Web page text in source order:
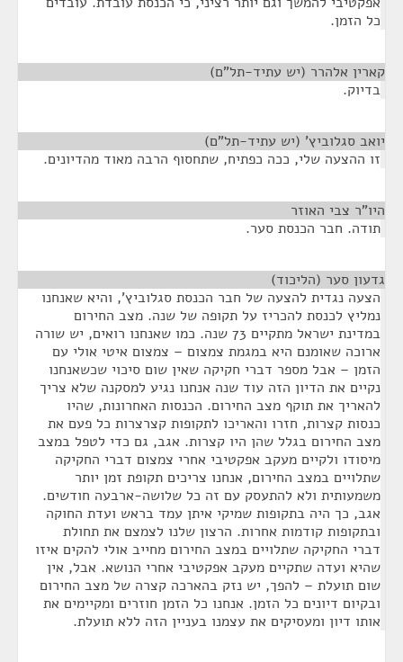
כל הזמן.
קארין אלהרר (יש עתיד-תל"ם)
בדיוק.
יואב סגלוביץ' (יש עתיד-תל"ם)
זו ההצעה שלי, ככה כפתיח, שתחסוף הרבה מאוד מהדיונים.
היו"ר צבי האוזר
תודה. חבר הכנסת סער.
גדעון סער (הליכוד)
הצעה נגדית להצעה של חבר הכנסת סגלוביץ', והיא שאנחנו
נמליץ לכנסת להכריז על תקופה של שנה. מצב החירום
במדינת ישראל מתקיים 73 שנה. כמו שאנחנו רואים, יש שורה
ארוכה שאומנם היא במגמת צמצום – צמצום איטי אולי עם
הזמן – אבל מספר דברי חקיקה שאין שום סיכוי שכשאנחנו
נקיים את הדיון הזה עוד שנה אנחנו נגיע למסקנה שלא צריך
להאריך את תוקף מצב החירום. הכנסות האחרונות, שהיו
כנסות קצרות, חזרו והאריכו לתקופות קצרצרות כל פעם את
מצב החירום בגלל שהן היו קצרות. אגב, גם כדי לטפל במצב
מיסודו ולקיים מעקב אפקטיבי אחרי צמצום דברי החקיקה
שתלויים במצב החירום, אנחנו צריכים תקופת זמן יותר
משמעותית ולא להתעסק עם זה כל שלושה-ארבעה חודשים.
אגב, כך היה בתקופות שמיקי איתן עמד בראש ועדת החוקה
ובתקופות קודמות אחרות. הרצון שלנו לצמצם את תחולת
דברי החקיקה שתלויים במצב החירום מחייב אולי להקים איזו
שהיא ועדה שתקיים מעקב אפקטיבי אחרי הנושא. אבל, אין
שום תועלת – להפך, יש נזק בהארכה קצרה של מצב החירום
ובקיום דיונים כל הזמן. אנחנו כל הזמן חוזרים ומקיימים את
אותו דיון ומעסיקים את עצמנו בעניין הזה ללא תועלת.